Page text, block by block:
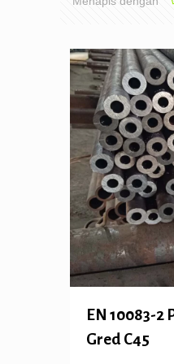
EN 10083-2
Gred C45